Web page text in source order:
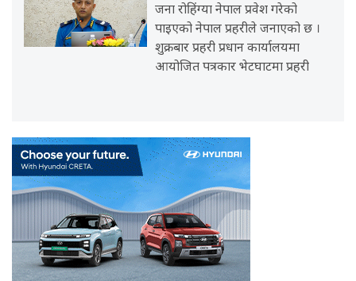
जना रोहिंग्या नेपाल प्रवेश गरेको
पाइएको नेपाल प्रहरीले जनाएको छ ।
शुक्रबार प्रहरी प्रधान कार्यालयमा
आयोजित पत्रकार भेटघाटमा प्रहरी